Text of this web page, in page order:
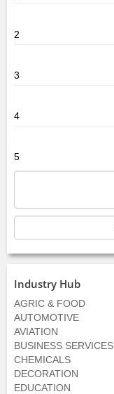
2
3
4
5
Industry Hub
AGRIC & FOOD
AUTOMOTIVE
AVIATION
BUSINESS SERVICES
CHEMICALS
DECORATION
EDUCATION